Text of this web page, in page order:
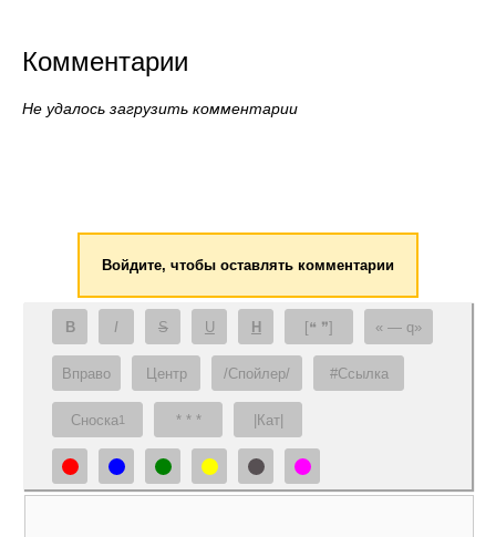
Комментарии
Не удалось загрузить комментарии
Войдите, чтобы оставлять комментарии
B I S U H [❝ ❞] — q
Вправо Центр /Спойлер/ #Ссылка
Сноска1 * * * |Кат|